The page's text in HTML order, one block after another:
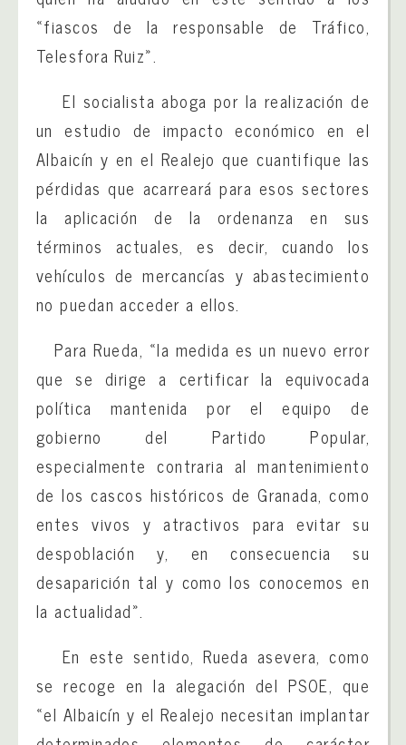
«fiascos de la responsable de Tráfico,
Telesfora Ruiz».
El socialista aboga por la realización de
un estudio de impacto económico en el
Albaicín y en el Realejo que cuantifique las
pérdidas que acarreará para esos sectores
la aplicación de la ordenanza en sus
términos actuales, es decir, cuando los
vehículos de mercancías y abastecimiento
no puedan acceder a ellos.
Para Rueda, «la medida es un nuevo error
que se dirige a certificar la equivocada
política mantenida por el equipo de
gobierno del Partido Popular,
especialmente contraria al mantenimiento
de los cascos históricos de Granada, como
entes vivos y atractivos para evitar su
despoblación y, en consecuencia su
desaparición tal y como los conocemos en
la actualidad».
En este sentido, Rueda asevera, como
se recoge en la alegación del PSOE, que
«el Albaicín y el Realejo necesitan implantar